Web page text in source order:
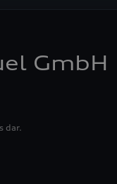
GmbH